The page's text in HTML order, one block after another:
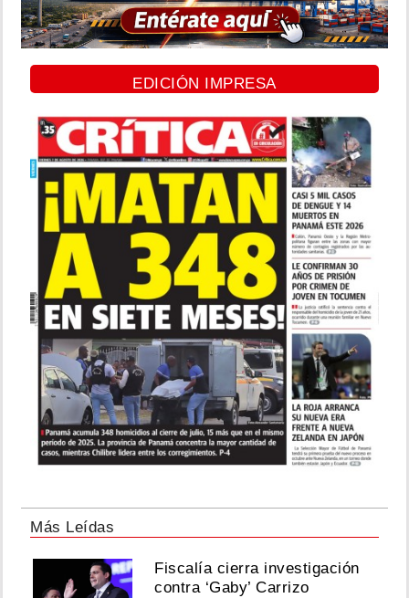
EDICIÓN IMPRESA
Más Leídas
Fiscalía cierra investigación
contra ‘Gaby’ Carrizo